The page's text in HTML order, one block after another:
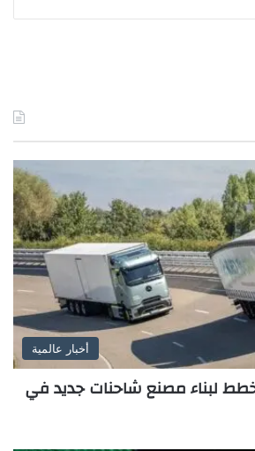
ببطارية قوية تدوم طوال اليوم رغم
أخبار عالمية
تخطط لبناء مصنع شاحنات جديد في